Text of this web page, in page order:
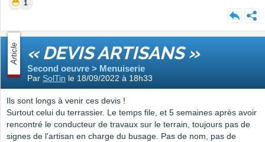
1
Article « DEVIS ARTISANS »
Second oeuvre > Menuiserie
Par SolTin le 18/09/2022 à 18h33
Ils sont longs à venir ces devis !
Surtout celui du terrassier. Le temps file, et 5 semaines après avoir
rencontré le conducteur de travaux sur le terrain, toujours pas de
signes de l'artisan en charge du busage. Pas de nom, pas de